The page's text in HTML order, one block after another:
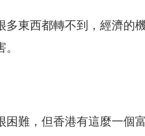
多東西都轉不到，經濟的
困難，但香港有這麼一個